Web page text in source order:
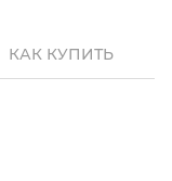
КАК КУПИТЬ